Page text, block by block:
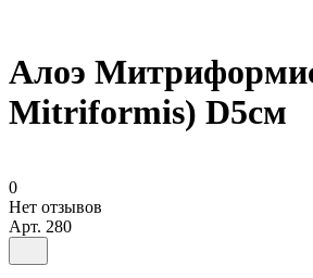
Алоэ
Mitriformis) D5см
0
Нет отзывов
Арт. 280